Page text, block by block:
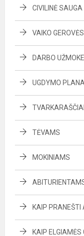
CIVILINĖ SAUGA
VAIKO
DARBO
UGDYMO
TVARKARAŠČIAI
TĖVAMS
MOKINIAMS
KAIP PRANEŠTI
KAIP ELGIAMĖS